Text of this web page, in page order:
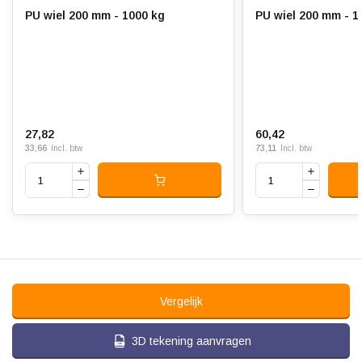
PU wiel 200 mm - 1000 kg
27,82
33,66 Incl. btw
PU wiel 200 mm -
60,42
73,11 Incl. btw
Vergelijk
3D tekening aanvragen